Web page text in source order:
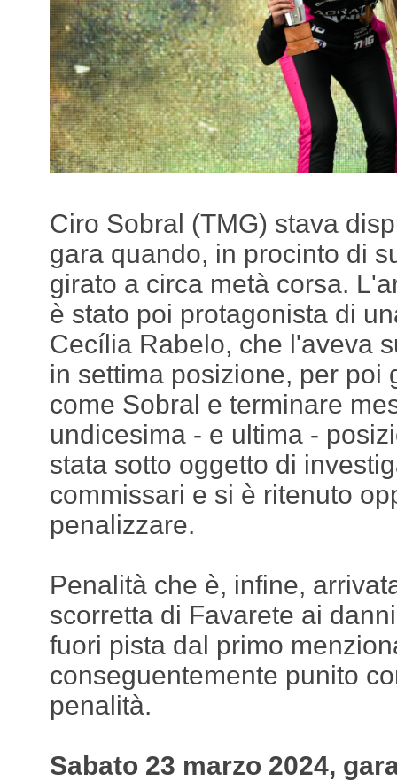
Ciro Sobral (TMG) stava
gara quando, in procinto di
girato a circa metà corsa.
è stato poi protagonista di
Cecília Rabelo, che l'aveva
in settima posizione, per poi
come Sobral e terminare
undicesima - e ultima -
stata sotto oggetto di
commissari e si è ritenuto
penalizzare.
Penalità che è, infine,
scorretta di Favarete ai
fuori pista dal primo
conseguentemente punito
penalità.
Sabato 23 marzo 2024,